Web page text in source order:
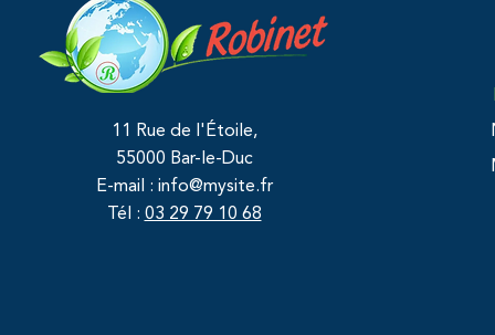
11 Rue de l'Étoile,
55000 Bar-le-Duc
E-mail : info@mysite.fr
Tél : 03 29 79 10 68